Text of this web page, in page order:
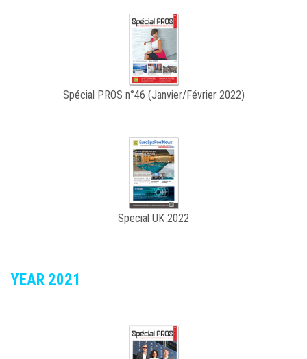
Spécial PROS n°46 (Janvier/Février 2022)
Special UK 2022
YEAR 2021